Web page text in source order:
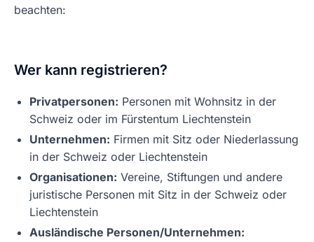
beachten:
Wer kann registrieren?
Privatpersonen: Personen mit Wohnsitz in der
Schweiz oder im Fürstentum Liechtenstein
Unternehmen: Firmen mit Sitz oder Niederlassung
in der Schweiz oder Liechtenstein
Organisationen: Vereine, Stiftungen und andere
juristische Personen mit Sitz in der Schweiz oder
Liechtenstein
Ausländische Personen/Unternehmen: